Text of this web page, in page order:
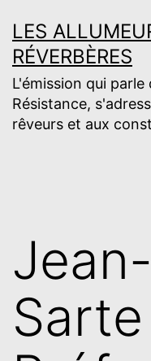
au
contenu
LES
RÉVERBÈRES
L'émission qui parle
Résistance,
rêveurs et aux